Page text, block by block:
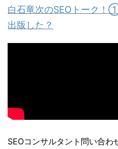
白石竜次のSEOトーク！
出版した？
SEOコンサルタント問い合わ